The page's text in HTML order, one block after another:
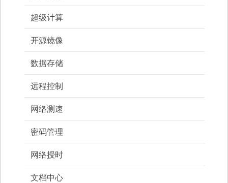
超级计算
开源镜像
数据存储
远程控制
网络测速
密码管理
网络授时
文档中心